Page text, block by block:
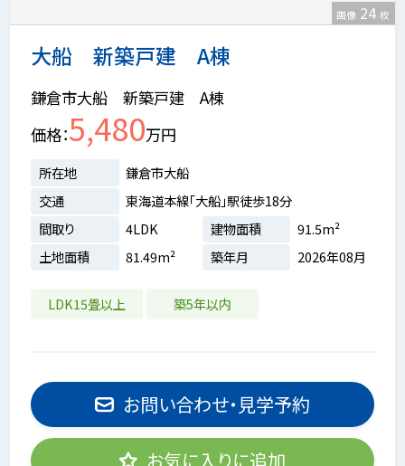
大船 新築戸建 A棟
画像 24 枚
鎌倉市大船 新築戸建 A棟
価格 5,480万円
所在地
鎌倉市大船
交通
東海道本線「大船」駅徒歩18分
間取り
4LDK 建物面積
91.5m²
土地面積
81.49m² 築年月 2026年08月
LDK15畳以上 築5年以内
お問い合わせ・見学予約
お気に入りに追加